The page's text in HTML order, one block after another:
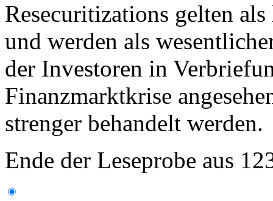
Resecuritizations gelten
und werden als
der Investoren in
Finanzmarktkrise
strenger behandelt werden.
Ende der Leseprobe aus